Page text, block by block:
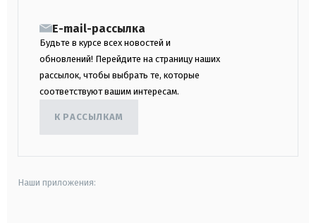
E-mail-рассылка
Будьте в курсе всех новостей и
обновлений! Перейдите на страницу наших
рассылок, чтобы выбрать те, которые
соответствуют вашим интересам.
К РАССЫЛКАМ
Наши приложения: